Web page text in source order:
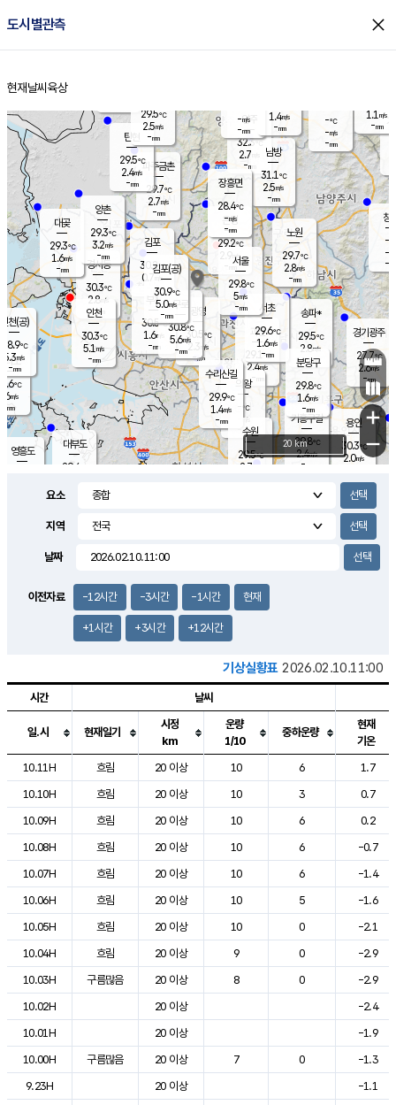
도시별관측 close
홈
현재날씨 육상
의도
℃
m/s
mm
영흥도
양주
32.3℃
2.7
-mm
과천
29.1℃
2.4m/s
- mm
용인
30.3℃
2.0m/s
경기광주
27.7℃
2.6m/s
-mm
3.8m/s
대부도
29.4
경서동
30.3℃
2.8 m/s
-mm
파주금촌
29.7℃
2.7m/s
-mm
-℃
-m/s
-mm
대곶
29.3℃
1.6m/s
-mm
창
-
-m/
-
탄현
29.5℃
2.4m/s
-mm
1.1 m/s
-mm
의왕
- ℃
m/s
mm
김포
30.2℃
0.7 m/s
mm
광명
30.5 ℃
2.3 m/s
-mm
부천
30.5℃
1.6m/s
-mm
양촌
29.3℃
3.2m/s
-mm
구로
30.8℃
5.6m/s
-mm
은평
29.2℃
2.9 m/s
- mm
노원
29.7℃
2.8m/s
-mm
송파*
29.5℃
2.8m/s
-mm
서초
29.6℃
1.6m/s
-mm
남방
31.1℃
2.5m/s
-mm
기흥구갈
29.8℃
2.4m/s
-
수리산길
29.9℃
1.4m/s
-mm
분당구
29.8℃
1.6m/s
-mm
장흥면
28.4℃
-m/s
-mm
-m/s
-mm
인천(공)
28.9℃
5.3m/s
-mm
김포(공)
30.9℃
5.0m/s
-mm
수원
29.5℃
2.7 m/s
인천
30.3℃
5.1 m/s
-mm
서울
29.8℃
5m/s
-mm
29.5℃
2.5m/s
-mm
1.4m/s
-mm
+
−
20 km
요소
지역
날짜
이전자료 -12시간 -3시간 -1시간 현재
+1시간 +3시간 +12시간
기상실황표 2026.02.10.11:00
도시별 기상실황표로 지점, 날씨, 기온, 강수, 바람, 기압등을 안내한 표입
시간 날씨
일.시 현재일기
시정
km
운량
1/10
중하운량
현재
기온
10.11H
흐림 20 이상 10 6
1.7
10.10H
흐림 20 이상 10 3
0.7
10.09H
흐림 20 이상 10 6
0.2
10.08H
흐림 20 이상 10 6
-0.7
10.07H
흐림 20 이상 10 6
-1.4
10.06H
흐림 20 이상 10 5
-1.6
10.05H
흐림 20 이상 10 0
-2.1
10.04H
흐림 20 이상 9 0
-2.9
10.03H
구름많음 20 이상 8 0
-2.9
10.02H
20 이상
-2.4
10.01H
20 이상
-1.9
10.00H
구름많음 20 이상 7 0
-1.3
9.23H
20 이상
-1.1